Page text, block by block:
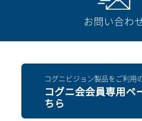
お問い合わ
コグニビジョン製品をご利用
コグニ会会員専用ペ
ちら